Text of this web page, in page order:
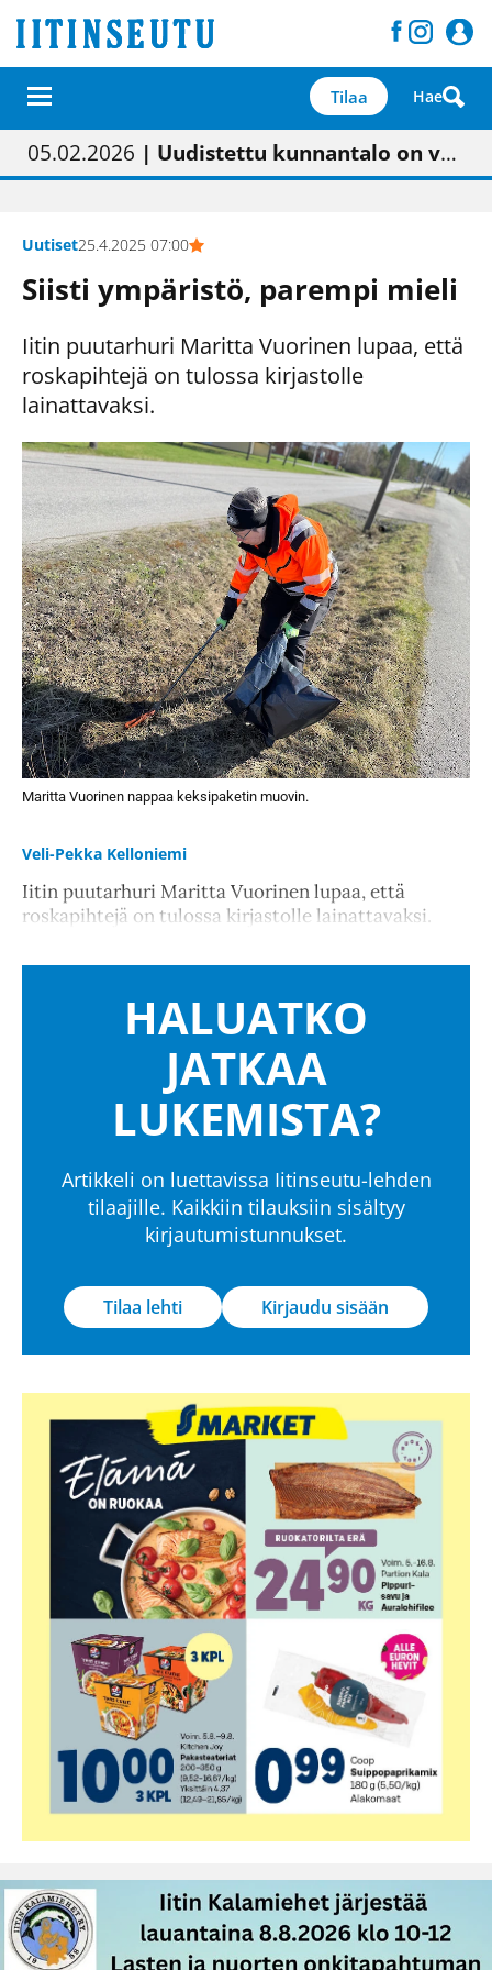
Tilaa Hae
01.02.2026 | Painon vaihtumisen pitäisi näkyä hieman parempana painojäljen laatuna lehdessä
05.02.2026 | Uudistettu kunnantalo on valoisa
23.04.2026 | “Olemme käynnistämässä uudelleen keskustavisiotyön”
09.05.2026| "Maalla on totuttu elämään omavaraisemmin kuin kaupungissa"
Uutiset25.4.2025 07:00
Siisti ympäristö, parempi mieli
Iitin puutarhuri Maritta Vuorinen lupaa, että
roskapihtejä on tulossa kirjastolle
lainattavaksi.
Maritta Vuorinen nappaa keksipaketin muovin.
Veli-Pekka Kelloniemi
Iitin puutarhuri Maritta Vuorinen lupaa, että
roskapihtejä on tulossa kirjastolle lainattavaksi.
HALUATKO
JATKAA
LUKEMISTA?
Artikkeli on luettavissa Iitinseutu-lehden
tilaajille. Kaikkiin tilauksiin sisältyy
kirjautumistunnukset.
Tilaa lehti Kirjaudu sisään